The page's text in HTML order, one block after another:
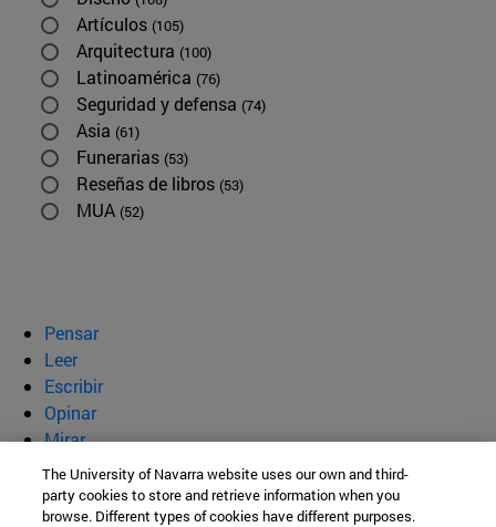
Artículos (105)
Arquitectura (100)
Latinoamérica (76)
Seguridad y defensa (74)
Asia (61)
Funerarias (53)
Reseñas de libros (53)
MUA (52)
Pensar
Leer
Escribir
Opinar
Mirar
Quiénes somos
BeBrave
The University of Navarra website uses our own and third-
party cookies to store and retrieve information when you
browse. Different types of cookies have different purposes.